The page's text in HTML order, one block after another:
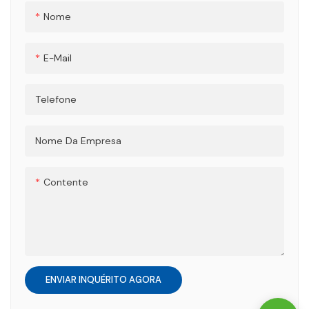
Nome
E-Mail
Telefone
Nome Da Empresa
Contente
ENVIAR INQUÉRITO AGORA
opções de personalização
de longa duração tanto para
para mountain bike. Pensado
o conforto e a segurança em